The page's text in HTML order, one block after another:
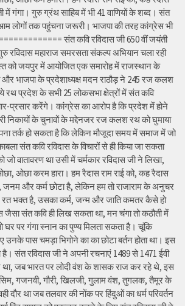
में गंगा। गुरु ग्रंथ साहिब में भी 41 वाणियों के शब्द। संत
आम लोगों तक पहुंचना जरूरी। भाजपा की तरह कांग्रेस भी
संत कवि रविदास जी 650 वीं जयंती
रविदास महाराज समरसता संकल्प अभियान चला रही
को जयपुर में आयोजित एक समारोह में राजस्थान के
भाजपा के प्रदेशाध्यक्ष मदन राठौड़ ने 245 रज कलश
रथ प्रदेश के सभी 25 लोकसभा क्षेत्रों में संत कवि
प्रसार करेंगे। कांग्रेस का आरोप है कि प्रदेश में होने
निकायों के चुनावों के मद्देनजर रज कलश रथ को घुमाया
तर्क हो सकता है कि लेकिन मौजूदा समय में समाज में जो
संत कवि रविदास के विचारों से ही किया जा सकता
वातावरण था उसी में चर्मकार रविदास जी ने लिखा,
ओछा करम हारा। हम रैदास राम राई को, कह रैदास
जनम और कर्म छोटा है, लेकिन हम तो राजाराम के अनुचर
रत भक्त है, उसका कर्म, जन्म और जाति कमतर कैसे हो
संत कवि ही लिख सकता था, मन चंगा तो कठौती में
घर पर गंगा स्नान का पुण्य मिलता सकता है। चूंकि
उनके पास चमड़ा भिगोने का का छोटा बर्तन होता था। इस
है। संत रविदास जी ने अपनी रचनाएं 1489 से 1471 ईवी
था, जब भारत पर लोदी वंश के शासक राज कर रहे थे, इस
गजनवी, गौरी, खिलजी, गुलाम वंश, तुगलक, तैमूर के
दौर था जब तलवार की नोंक पर हिंदुओं का धर्म परिवर्तन